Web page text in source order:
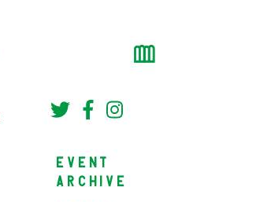
EVENT
ARCHIVE